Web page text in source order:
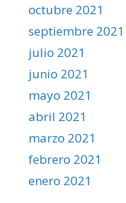
octubre 2021
septiembre 2021
julio 2021
junio 2021
mayo 2021
abril 2021
marzo 2021
febrero 2021
enero 2021